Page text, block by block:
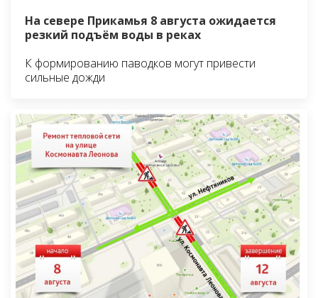
На севере Прикамья 8 августа ожидается
резкий подъём воды в реках
К формированию паводков могут привести
сильные дожди